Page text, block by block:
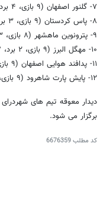
۷- گلنور اصفهان (۹ بازی، ۴ برد، ۵ باخت، ۱۳ امتیاز)
۸- پاس کردستان (۹ بازی، ۳ برد، ۶ باخت، ۱۲ امتیاز)
۹- پترونوین ماهشهر (۸ بازی، ۳ برد، ۵ باخت، ۱۱ امتیاز)
۱۰- مهگل البرز (۹ بازی، ۲ برد، ۷ باخت، ۱۱ امتیاز)
۱۱- پدافند هوایی اصفهان (۹ بازی، ۲ برد، ۷ باخت، ۱۱ امتیاز)
۱۲- پایش پارت شاهرود (۹ بازی، بدون برد، ۹ باخت، ۹ امتیاز)
برگزار می شود.
کد مطلب6676359